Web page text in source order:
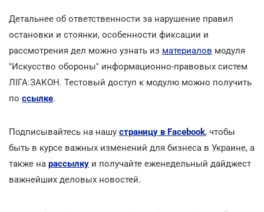
Детальнее об ответственности за нарушение правил
остановки и стоянки, особенности фиксации и
рассмотрения дел можно узнать из материалов модуля
"Искусство обороны" информационно-правовых систем
ЛІГА:ЗАКОН. Тестовый доступ к модулю можно получить
по ссылке.
Подписывайтесь на нашу страницу в Facebook, чтобы
быть в курсе важных изменений для бизнеса в Украине, а
также на рассылку и получайте еженедельный дайджест
важнейших деловых новостей.